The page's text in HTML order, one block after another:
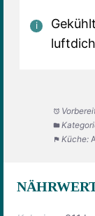
Küche: